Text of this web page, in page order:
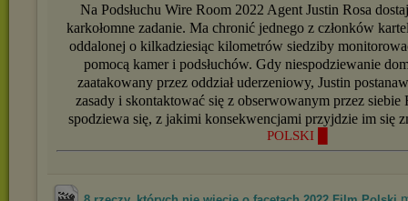
Na Podsłuchu Wire Room 2022 Agent Justin Rosa
karkołomne zadanie. Ma chronić jednego z członków
oddalonej o kilkadziesiąc kilometrów siedziby
pomocą kamer i podsłuchów. Gdy niespodziewanie
zaatakowany przez oddział uderzeniowy, Justin
zasady i skontaktować się z obserwowanym przez
spodziewa się, z jakimi konsekwencjami przyjdzie im się
POLSKI █